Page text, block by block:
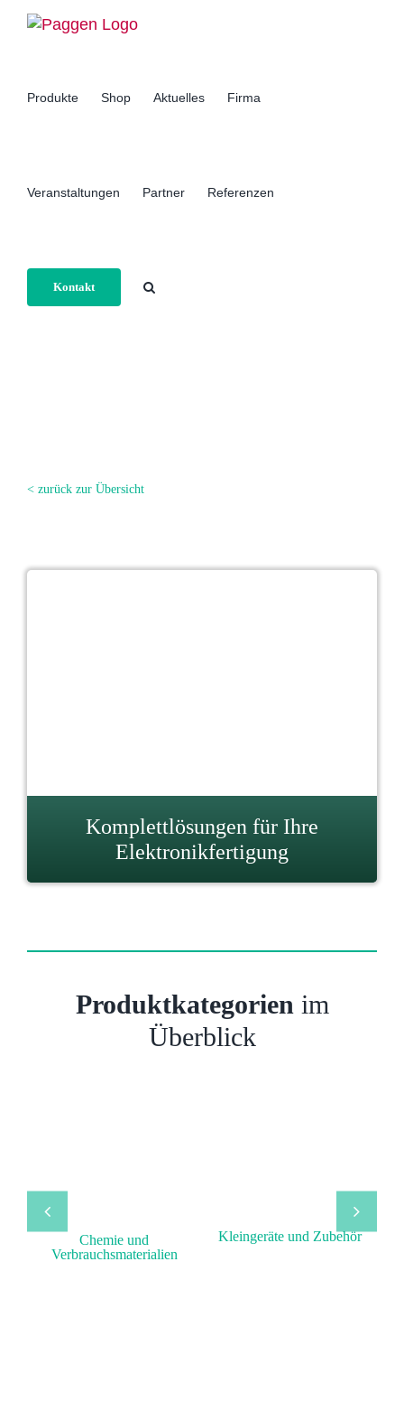
Zum
Inhalt
Produkte Shop Aktuelles Firma
Veranstaltungen Partner Referenzen
Kontakt
< zurück zur Übersicht
Komplettlösungen für Ihre
Elektronikfertigung
Produktkategorien im
Überblick
Chemie und
Verbrauchsmaterialien
Kleingeräte und Zubehör